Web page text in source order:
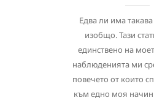
Едва ли има такава
изобщо. Тази
единствено на
наблюденията ми
повечето от които
към едно моя